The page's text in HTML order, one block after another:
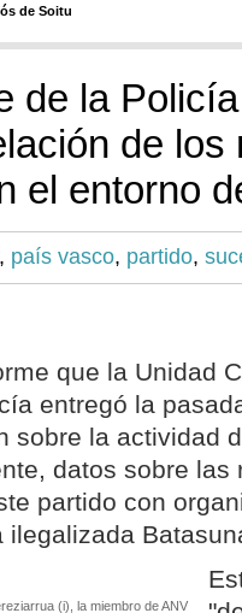
de Soitu
de la
de los
el entorno
, país vasco, partido,
que la Unidad
entregó la
sobre la actividad
datos sobre las
partido con
ilegalizada
(i), la miembro de ANV